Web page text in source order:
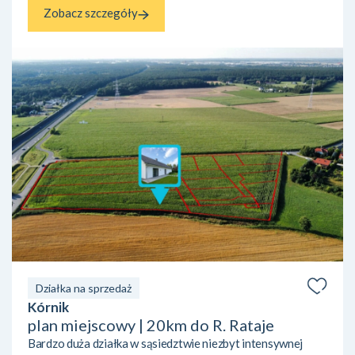
Zobacz szczegóły
Działka na sprzedaż
Kórnik
plan miejscowy | 20km do R. Rataje
Bardzo duża działka w sąsiedztwie niezbyt intensywnej